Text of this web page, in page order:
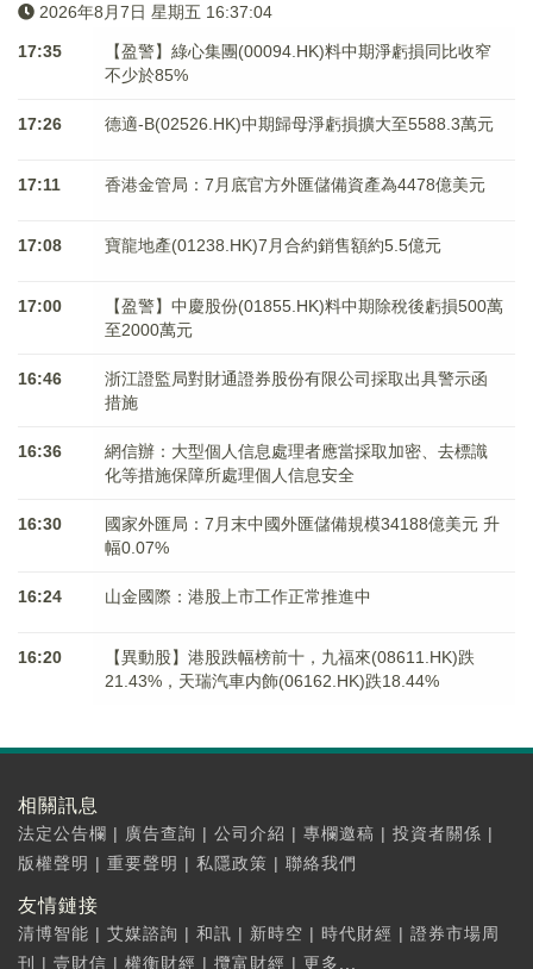
2026年8月7日 星期五 16:37:05
17:35
【盈警】綠心集團(00094.HK)料中期淨虧損同比收窄
不少於85%
17:26 德適-B(02526.HK)中期歸母淨虧損擴大至5588.3萬元
17:11 香港金管局：7月底官方外匯儲備資產為4478億美元
17:08 寶龍地產(01238.HK)7月合約銷售額約5.5億元
17:00
【盈警】中慶股份(01855.HK)料中期除稅後虧損500萬
至2000萬元
16:46
浙江證監局對財通證券股份有限公司採取出具警示函
措施
16:36
網信辦：大型個人信息處理者應當採取加密、去標識
化等措施保障所處理個人信息安全
16:30
國家外匯局：7月末中國外匯儲備規模34188億美元 升
幅0.07%
16:24 山金國際：港股上市工作正常推進中
16:20
【異動股】港股跌幅榜前十，九福來(08611.HK)跌
21.43%，天瑞汽車内飾(06162.HK)跌18.44%
相關訊息
法定公告欄 | 廣告查詢 | 公司介紹 | 專欄邀稿 | 投資者關係 |
版權聲明 | 重要聲明 | 私隱政策 | 聯絡我們
友情鏈接
清博智能 | 艾媒諮詢 | 和訊 | 新時空 | 時代財經 | 證券市場周
刊
| 壹財信 | 權衡財經 | 攬富財經 | 更多...